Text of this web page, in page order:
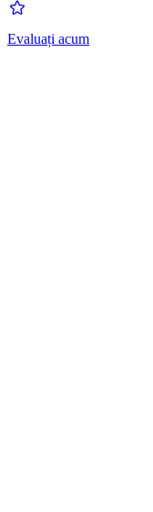
Evaluați acum